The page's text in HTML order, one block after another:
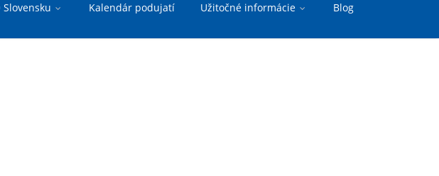
Slovensku Kalendár podujatí Užitočné informácie Blog